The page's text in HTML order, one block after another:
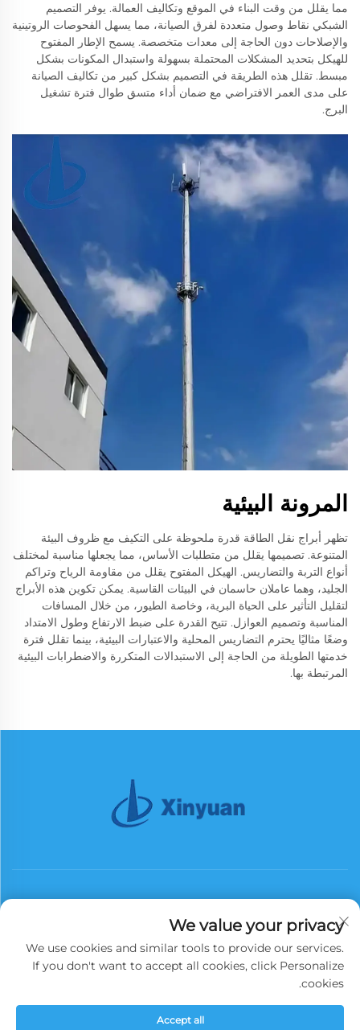
مما يقلل من وقت البناء في الموقع وتكاليف العمالة. يوفر التصميم
الشبكي نقاط وصول متعددة لفرق الصيانة، مما يسهل الفحوصات الروتينية
والإصلاحات دون الحاجة إلى معدات متخصصة. يسمح الإطار المفتوح
للهيكل بتحديد المشكلات المحتملة بسهولة واستبدال المكونات بشكل
مبسط. تقلل هذه الطريقة في التصميم بشكل كبير من تكاليف الصيانة
على مدى العمر الافتراضي مع ضمان أداء متسق طوال فترة تشغيل
البرج.
المرونة البيئية
تظهر أبراج نقل الطاقة قدرة ملحوظة على التكيف مع ظروف البيئة
المتنوعة. تصميمها يقلل من متطلبات الأساس، مما يجعلها مناسبة لمختلف
أنواع التربة والتضاريس. الهيكل المفتوح يقلل من مقاومة الرياح وتراكم
الجليد، وهما عاملان حاسمان في البيئات القاسية. يمكن تكوين هذه الأبراج
لتقليل التأثير على الحياة البرية، وخاصة الطيور، من خلال المسافات
المناسبة وتصميم العوازل. تتيح القدرة على ضبط الارتفاع وطول الامتداد
وضعًا مثاليًا يحترم التضاريس المحلية والاعتبارات البيئية، بينما تقلل فترة
خدمتها الطويلة من الحاجة إلى الاستبدالات المتكررة والاضطرابات البيئية
المرتبطة بها.
اشترك
حقوق النشر © 2025 شركة تشينا سينيوان إيرن تاور جروب المحدودة. جميع الحقوق
محفوظة.
سياسة الخصوصية
We value your privacy
We use cookies and similar tools to provide our services.
If you don't want to accept all cookies, click Personalize
cookies.
Accept all